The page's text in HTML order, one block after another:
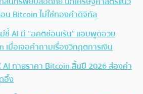
น Bitcoin ไม่ใช่ทองคำดิจิทัล
ชี้ AI มี “อคติซ่อนเร้น” แอบพูดอวย
เมื่อเจอคำถามเรื่องวิกฤตการเงิน
AI ทายราคา Bitcoin สิ้นปี 2026 ส่องคำ
อึ้ง